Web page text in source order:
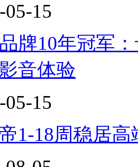
05-15
牌10年冠军
音体验
05-15
1-18周稳居